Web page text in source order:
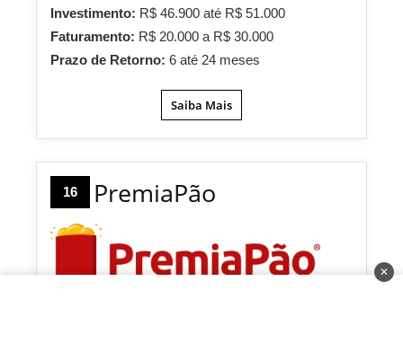
Investimento: R$ 46.900 até R$ 51.000
Faturamento: R$ 20.000 a R$ 30.000
Prazo de Retorno: 6 até 24 meses
Saiba Mais
16 PremiaPão
✕